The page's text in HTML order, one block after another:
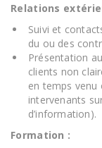
Relations
Suivi et
du ou des
Présentation
clients non
en temps venu
intervenants
d’information).
Formation :